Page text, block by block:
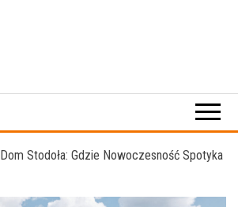
Dom Stodoła: Gdzie Nowoczesność Spotyka